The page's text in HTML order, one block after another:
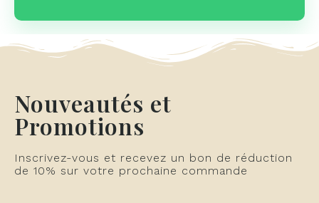
Nouveautés et
Promotions
Inscrivez-vous et recevez un bon de réduction
de 10% sur votre prochaine commande